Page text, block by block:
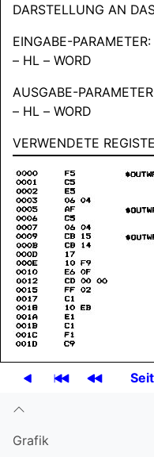
DARSTELLUNG AN
EINGABE-PARAMETER:
– HL – WORD
AUSGABE-PARAMETER
– HL – WORD
VERWENDETE
Grafik